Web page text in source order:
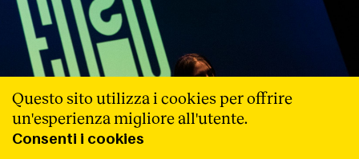
Questo sito utilizza i cookies per offrire
un'esperienza migliore all'utente.
Consenti i cookies